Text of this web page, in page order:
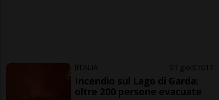
ITALIA 1 gior 1 17
Incendio sul Lago di Garda:
oltre 200 persone evacuate